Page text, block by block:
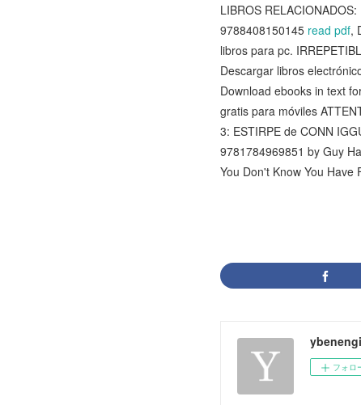
LIBROS
9788408150145 read pdf,
libros para pc.
Descargar libros
Download ebooks in text
gratis para móviles
3: ESTIRPE de CONN
9781784969851 by Guy
You Don't Know You Have
フォロ